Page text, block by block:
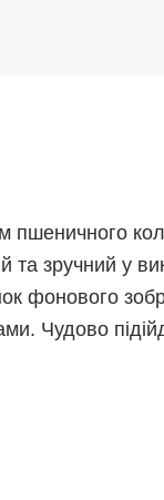
пшеничного
та зручний у
фонового
Чудово